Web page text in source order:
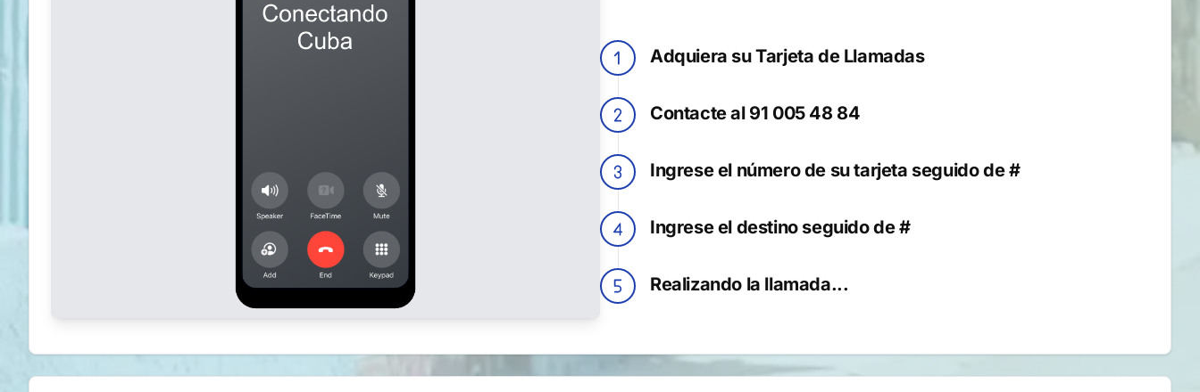
Adquiera su Tarjeta de Llamadas
Contacte al 91 005 48 84
Ingrese el número de su tarjeta seguido de #
Ingrese el destino seguido de #
Realizando la llamada...